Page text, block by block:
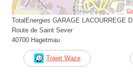
TotalEnergies GARAGE LACOURREGE
Route de Saint Sever
40700 Hagetmau
Trajet Waze